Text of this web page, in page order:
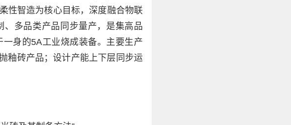
性智造为核心目标，深度融合物联
、多品类产品同步量产，是集高品
身的5A工业烧成装备。主要生产
釉砖产品；设计产能上下层同步运